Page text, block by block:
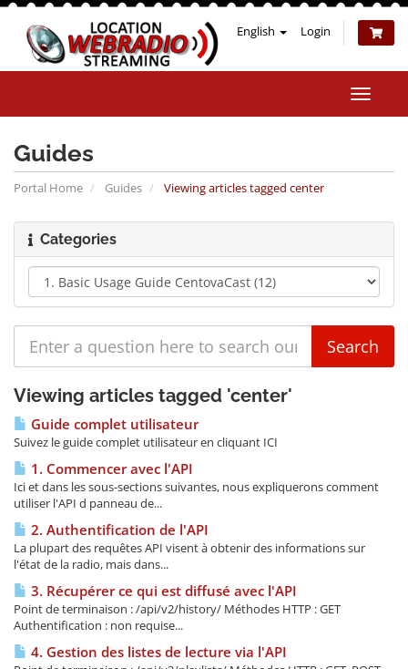
English Login
Toggle
Guides
Portal Home Guides Viewing articles tagged center
Categories
Viewing articles tagged 'center'
Guide complet utilisateur
Suivez le guide complet utilisateur en cliquant ICI
1. Commencer avec l'API
Ici et dans les sous-sections suivantes, nous expliquerons comment
utiliser l'API d panneau de...
2. Authentification de l'API
La plupart des requêtes API visent à obtenir des informations sur
l'état de la radio, mais dans...
3. Récupérer ce qui est diffusé avec l'API
Point de terminaison : /api/v2/history/ Méthodes HTTP : GET
Authentification : non requise...
4. Gestion des listes de lecture via l'API